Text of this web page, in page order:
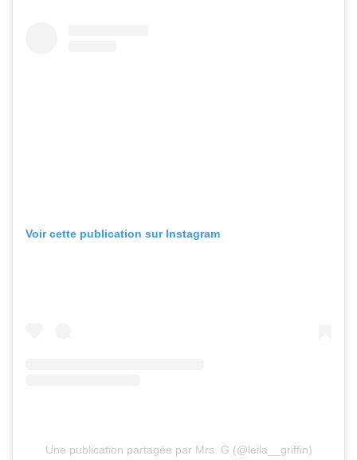
Voir cette publication sur Instagram
Une publication partagée par Mrs. G (@leila__griffin)